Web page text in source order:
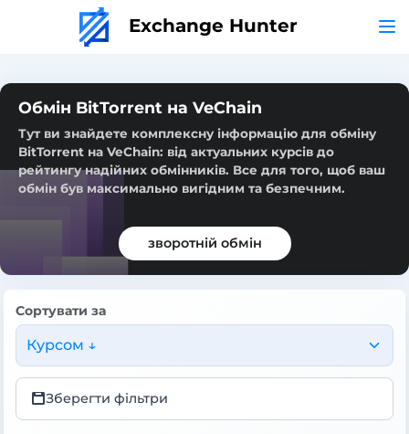
Exchange Hunter
Обмін BitTorrent на VeChain
Тут ви знайдете комплексну інформацію для обміну
BitTorrent на VeChain: від актуальних курсів до
рейтингу надійних обмінників. Все для того, щоб ваш
обмін був максимально вигідним та безпечним.
зворотній обмін
Сортувати за
Курсом ↓
Зберегти фільтри